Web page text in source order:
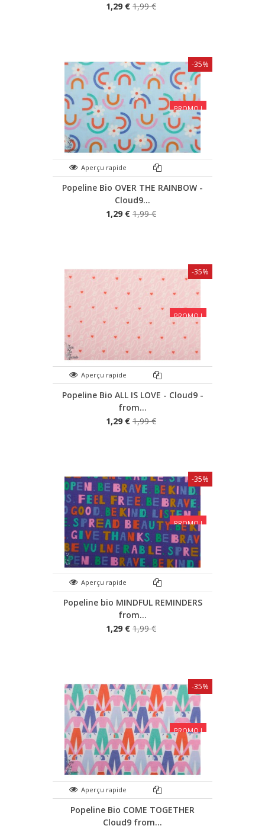
1,29 € 1,99 €
PROMO !
Aperçu rapide
Popeline Bio OVER THE RAINBOW -
Cloud9...
1,29 € 1,99 €
-35%
PROMO !
Aperçu rapide
Popeline Bio ALL IS LOVE - Cloud9 -
from...
1,29 € 1,99 €
-35%
PROMO !
Aperçu rapide
Popeline bio MINDFUL REMINDERS
from...
1,29 € 1,99 €
-35%
PROMO !
Aperçu rapide
Popeline Bio COME TOGETHER
Cloud9 from...
-35%